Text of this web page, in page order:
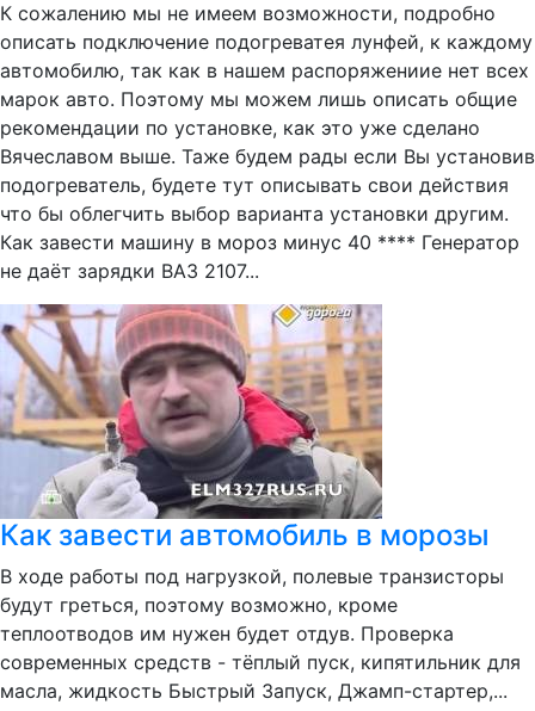
К сожалению мы не имеем возможности, подробно
описать подключение подогреватея лунфей, к каждому
автомобилю, так как в нашем распоряжениие нет всех
марок авто. Поэтому мы можем лишь описать общие
рекомендации по установке, как это уже сделано
Вячеславом выше. Таже будем рады если Вы установив
подогреватель, будете тут описывать свои действия
что бы облегчить выбор варианта установки другим.
Как завести машину в мороз минус 40 **** Генератор
не даёт зарядки ВАЗ 2107...
Как завести автомобиль в морозы
В ходе работы под нагрузкой, полевые транзисторы
будут греться, поэтому возможно, кроме
теплоотводов им нужен будет отдув. Проверка
современных средств - тёплый пуск, кипятильник для
масла, жидкость Быстрый Запуск, Джамп-стартер,...